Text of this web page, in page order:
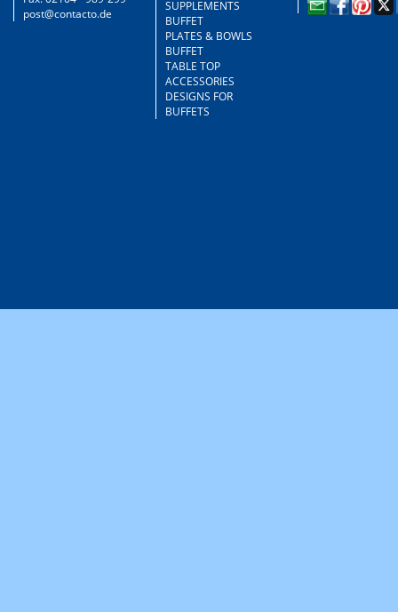
post@contacto.de
SUPPLEMENTS
BUFFET
PLATES & BOWLS
BUFFET
TABLE TOP
ACCESSORIES
DESIGNS FOR
BUFFETS